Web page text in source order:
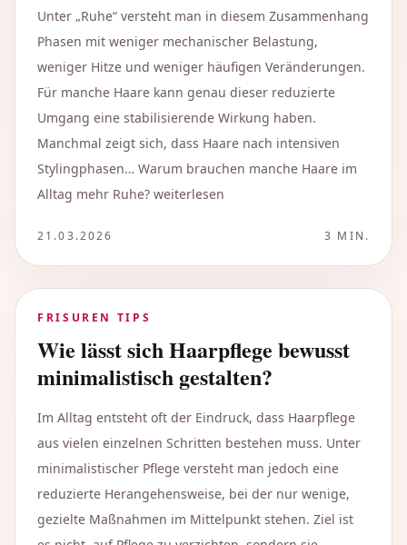
Unter „Ruhe“ versteht man in diesem Zusammenhang
Phasen mit weniger mechanischer Belastung,
weniger Hitze und weniger häufigen Veränderungen.
Für manche Haare kann genau dieser reduzierte
Umgang eine stabilisierende Wirkung haben.
Manchmal zeigt sich, dass Haare nach intensiven
Stylingphasen… Warum brauchen manche Haare im
Alltag mehr Ruhe? weiterlesen
21.03.2026 3 MIN.
FRISUREN TIPS
Wie lässt sich Haarpflege bewusst
minimalistisch gestalten?
Im Alltag entsteht oft der Eindruck, dass Haarpflege
aus vielen einzelnen Schritten bestehen muss. Unter
minimalistischer Pflege versteht man jedoch eine
reduzierte Herangehensweise, bei der nur wenige,
gezielte Maßnahmen im Mittelpunkt stehen. Ziel ist